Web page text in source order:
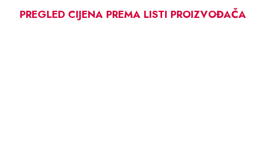
PREGLED CIJENA PREMA LISTI PROIZVOĐAČA